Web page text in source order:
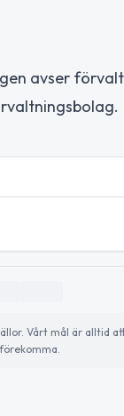
avser
Vårt mål är alltid